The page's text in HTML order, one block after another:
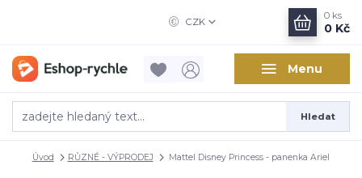
Menu
CZK
Hledat
0 ks
0 Kč
Úvod RŮZNÉ - VÝPRODEJ Mattel Disney Princess - panenka Ariel